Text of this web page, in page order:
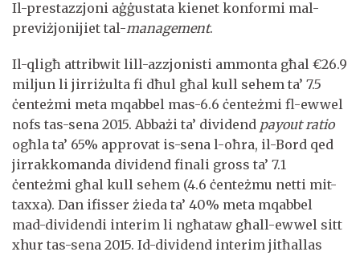
Il-prestazzjoni aġġustata kienet konformi mal-
previżjonijiet tal-management.
Il-qligħ attribwit lill-azzjonisti ammonta għal €26.9
miljun li jirriżulta fi dħul għal kull sehem ta’ 7.5
ċenteżmi meta mqabbel mas-6.6 ċenteżmi fl-ewwel
nofs tas-sena 2015. Abbażi ta’ dividend payout ratio
ogħla ta’ 65% approvat is-sena l-oħra, il-Bord qed
jirrakkomanda dividend finali gross ta’ 7.1
ċenteżmi għal kull sehem (4.6 ċenteżmu netti mit-
taxxa). Dan ifisser żieda ta’ 40% meta mqabbel
mad-dividendi interim li ngħataw għall-ewwel sitt
xhur tas-sena 2015. Id-dividend interim jitħallas